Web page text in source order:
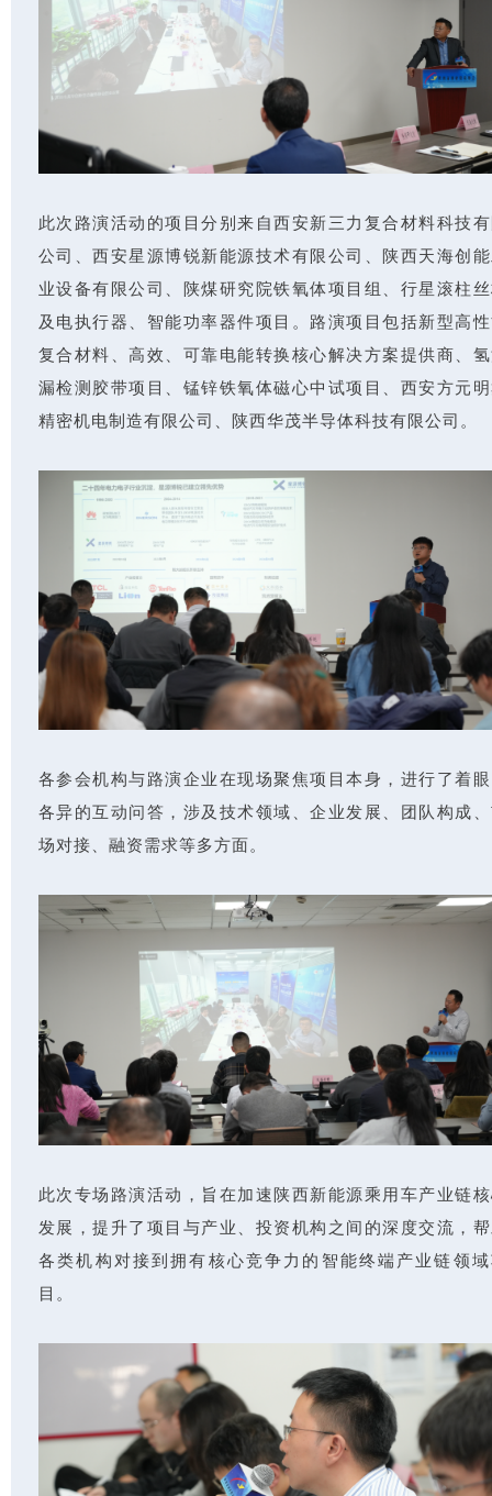
此次路演活动的项目分别来自西安新三力复合材料科技
公司、西安星源博锐新能源技术有限公司、陕西天海创
业设备有限公司、陕煤研究院铁氧体项目组、行星滚柱
及电执行器、智能功率器件项目。路演项目包括新型高
复合材料、高效、可靠电能转换核心解决方案提供商、
漏检测胶带项目、锰锌铁氧体磁心中试项目、西安方元
精密机电制造有限公司、陕西华茂半导体科技有限公司。
各参会机构与路演企业在现场聚焦项目本身，进行了着
各异的互动问答，涉及技术领域、企业发展、团队构成
场对接、融资需求等多方面。
此次专场路演活动，旨在加速陕西新能源乘用车产业链
发展，提升了项目与产业、投资机构之间的深度交流，
各类机构对接到拥有核心竞争力的智能终端产业链领
目。